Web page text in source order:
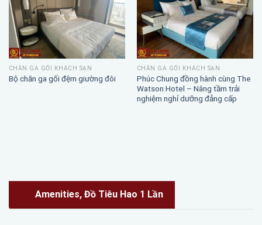
CHĂN GA GỐI KHÁCH SẠN
Bộ chăn ga gối đệm giường đôi
CHĂN GA GỐI KHÁCH SẠN
Phúc Chung đồng hành cùng The
Watson Hotel – Nâng tầm trải
nghiệm nghỉ dưỡng đẳng cấp
Amenities, Đồ Tiêu Hao 1 Lần